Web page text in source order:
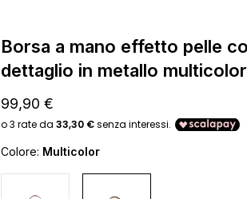
borsa a mano effetto pelle con
dettaglio in metallo multicolor
99,90 €
Colore: Multicolor